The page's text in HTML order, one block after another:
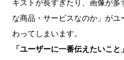
キストが長すぎたり、画像が多
な商品・サービスなのか」がユ
わってしまいます。
「ユーザーに一番伝えたいこ